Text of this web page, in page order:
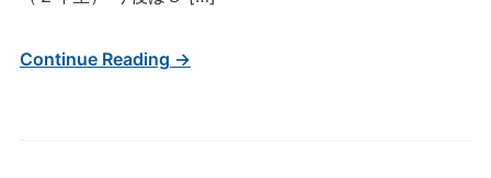
Continue Reading →